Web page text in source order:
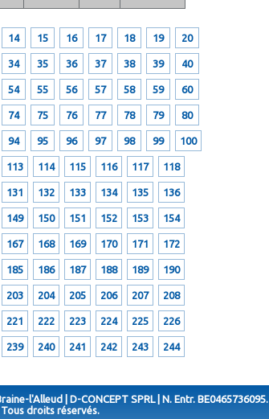
14 15 16 17 18 19 20
34 35 36 37 38 39 40
54 55 56 57 58 59 60
74 75 76 77 78 79 80
94 95 96 97 98 99 100
113 114 115 116 117 118
131 132 133 134 135 136
149 150 151 152 153 154
167 168 169 170 171 172
185 186 187 188 189 190
203 204 205 206 207 208
221 222 223 224 225 226
239 240 241 242 243 244
l'Alleud | D-CONCEPT SPRL | N. Entr. BE0465736095.
droits réservés.